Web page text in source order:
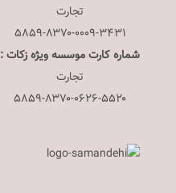
تجارت
۵۸۵۹-۸۳۷۰-۰۰۰۹-۳۴۳۱
شماره کارت موسسه ویژه زکات :
تجارت
۵۸۵۹-۸۳۷۰-۰۶۲۶-۵۵۲۰